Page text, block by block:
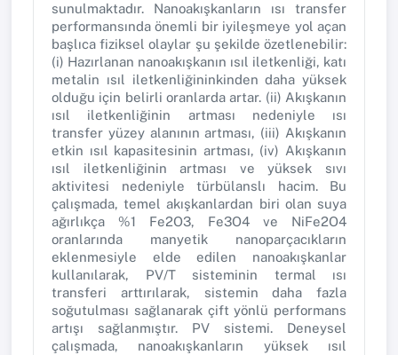
sunulmaktadır. Nanoakışkanların ısı transfer
performansında önemli bir iyileşmeye yol açan
başlıca fiziksel olaylar şu şekilde özetlenebilir:
(i) Hazırlanan nanoakışkanın ısıl iletkenliği, katı
metalin ısıl iletkenliğininkinden daha yüksek
olduğu için belirli oranlarda artar. (ii) Akışkanın
ısıl iletkenliğinin artması nedeniyle ısı
transfer yüzey alanının artması, (iii) Akışkanın
etkin ısıl kapasitesinin artması, (iv) Akışkanın
ısıl iletkenliğinin artması ve yüksek sıvı
aktivitesi nedeniyle türbülanslı hacim. Bu
çalışmada, temel akışkanlardan biri olan suya
ağırlıkça %1 Fe2O3, Fe3O4 ve NiFe2O4
oranlarında manyetik nanoparçacıkların
eklenmesiyle elde edilen nanoakışkanlar
kullanılarak, PV/T sisteminin termal ısı
transferi arttırılarak, sistemin daha fazla
soğutulması sağlanarak çift yönlü performans
artışı sağlanmıştır. PV sistemi. Deneysel
çalışmada, nanoakışkanların yüksek ısıl